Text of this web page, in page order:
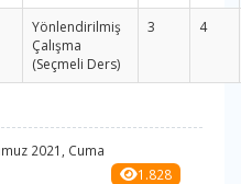
Yönlendirilmiş
Çalışma
(Seçmeli Ders)
3 4
2021, Cuma
1.828